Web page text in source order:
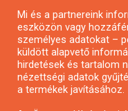
Mi és a partnereink
eszközön vagy
személyes adatokat –
küldött alapvető
hirdetések és tartalom
nézettségi adatok
a termékek javításához.